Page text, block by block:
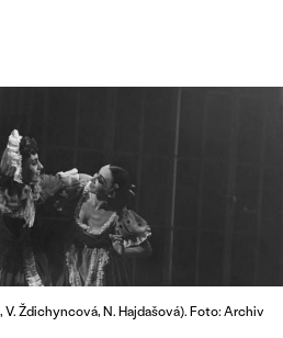
V. Ždichyncová, N. Hajdašová). Foto: Archiv